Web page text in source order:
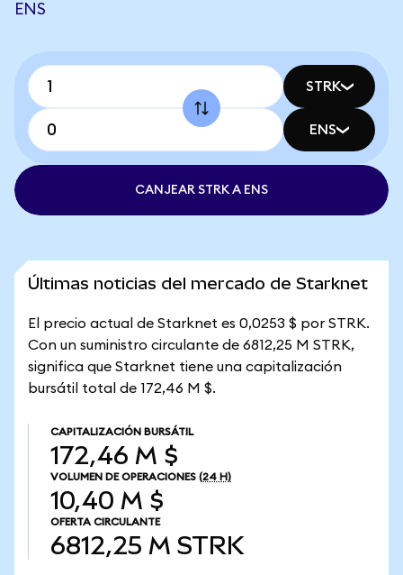
ENS
STRK
ENS
CANJEAR STRK A ENS
Últimas noticias del mercado de Starknet
El precio actual de Starknet es 0,0253 $ por STRK.
Con un suministro circulante de 6812,25 M STRK,
significa que Starknet tiene una capitalización
bursátil total de 172,46 M $.
CAPITALIZACIÓN BURSÁTIL
172,46 M $
VOLUMEN DE OPERACIONES (24 H)
10,40 M $
OFERTA CIRCULANTE
6812,25 M STRK